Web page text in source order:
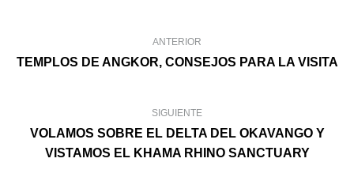
ANTERIOR
TEMPLOS DE ANGKOR, CONSEJOS PARA LA VISITA
SIGUIENTE
VOLAMOS SOBRE EL DELTA DEL OKAVANGO Y
VISTAMOS EL KHAMA RHINO SANCTUARY